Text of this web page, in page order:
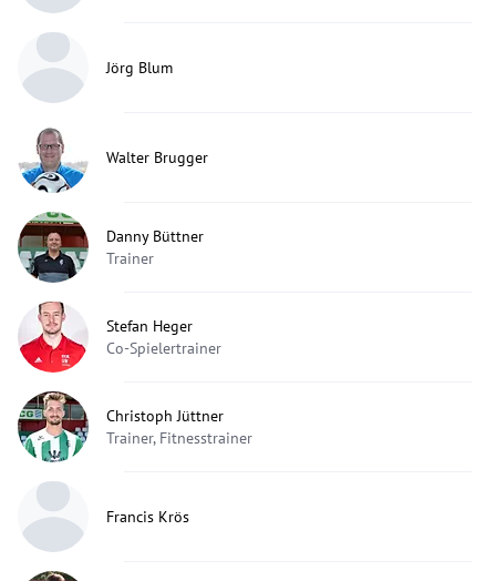
Jörg Blum
Walter Brugger
Danny Büttner
Trainer
Stefan Heger
Co-Spielertrainer
Christoph Jüttner
Trainer, Fitnesstrainer
Francis Krös